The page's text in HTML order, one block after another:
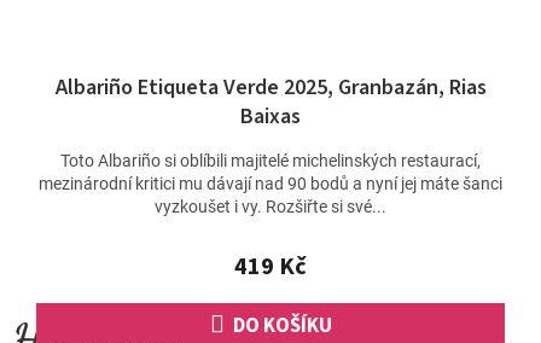
Albariño Etiqueta Verde 2025, Granbazán, Rias
Baixas
419 Kč
DO KOŠÍKU
Toto Albariño si oblíbili majitelé michelinských restaurací,
mezinárodní kritici mu dávají nad 90 bodů a nyní jej máte šanci
vyzkoušet i vy. Rozšiřte si své...